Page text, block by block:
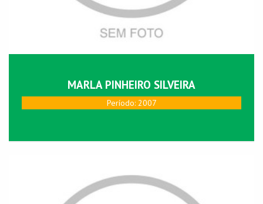
MARLA PINHEIRO SILVEIRA
Perí­odo: 2007